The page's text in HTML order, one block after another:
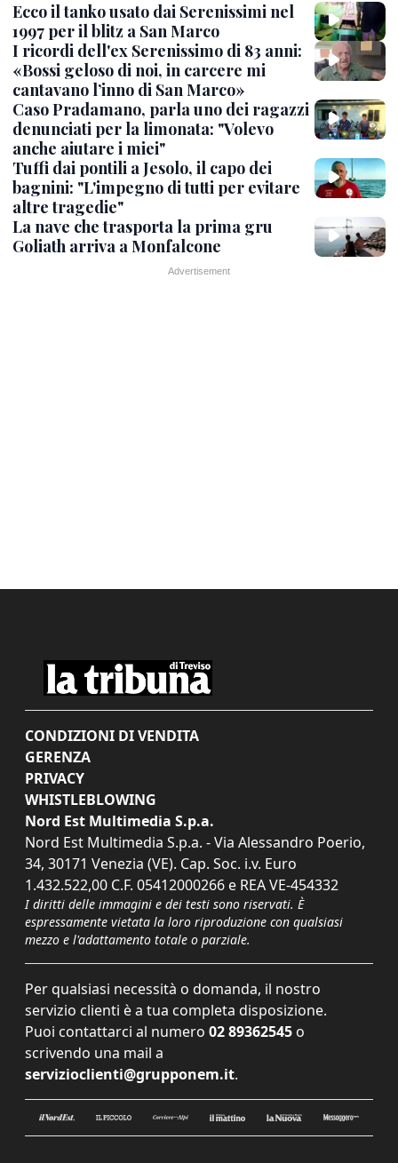
Ecco il tanko usato dai Serenissimi nel
1997 per il blitz a San Marco
I ricordi dell'ex Serenissimo di 83 anni:
«Bossi geloso di noi, in carcere mi
cantavano l’inno di San Marco»
Caso Pradamano, parla uno dei ragazzi
denunciati per la limonata: "Volevo
anche aiutare i miei"
Tuffi dai pontili a Jesolo, il capo dei
bagnini: "L'impegno di tutti per evitare
altre tragedie"
La nave che trasporta la prima gru
Goliath arriva a Monfalcone
CONDIZIONI DI VENDITA
GERENZA
PRIVACY
WHISTLEBLOWING
Nord Est Multimedia S.p.a.
Nord Est Multimedia S.p.a. - Via Alessandro Poerio,
34, 30171 Venezia (VE). Cap. Soc. i.v. Euro
1.432.522,00 C.F. 05412000266 e REA VE-454332
I diritti delle immagini e dei testi sono riservati. È
espressamente vietata la loro riproduzione con qualsiasi
mezzo e l'adattamento totale o parziale.
Per qualsiasi necessità o domanda, il nostro
servizio clienti è a tua completa disposizione.
Puoi contattarci al numero 02 89362545 o
scrivendo una mail a
servizioclienti@grupponem.it.